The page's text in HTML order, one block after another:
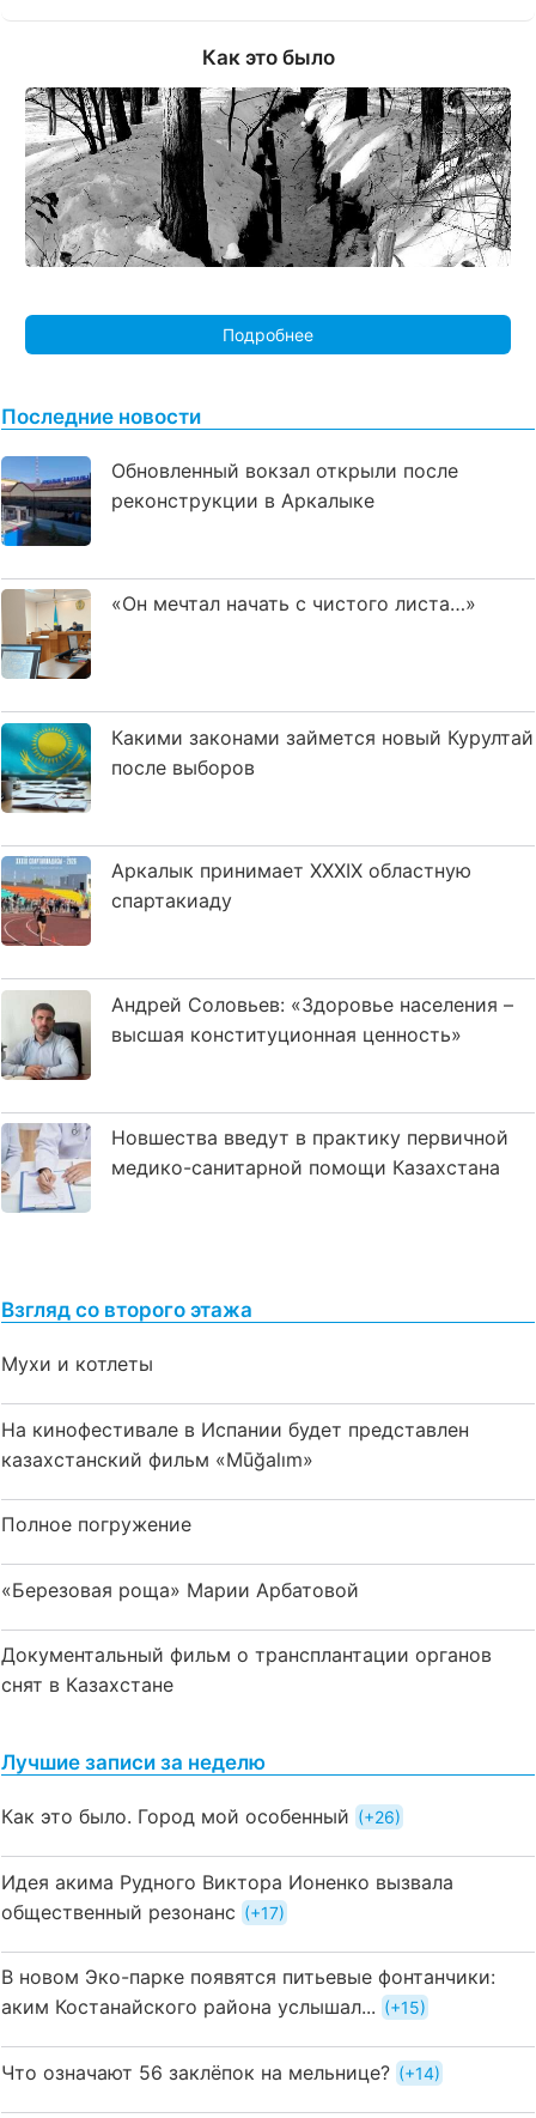
Как это было
Подробнее
Последние новости
Обновленный вокзал открыли после
реконструкции в Аркалыке
«Он мечтал начать с чистого листа…»
Какими законами займется новый Курултай
после выборов
Аркалык принимает XXXIX областную
спартакиаду
Андрей Соловьев: «Здоровье населения –
высшая конституционная ценность»
Новшества введут в практику первичной
медико-санитарной помощи Казахстана
Взгляд со второго этажа
Мухи и котлеты
На кинофестивале в Испании будет представлен
казахстанский фильм «Mūğalım»
Полное погружение
«Березовая роща» Марии Арбатовой
Документальный фильм о трансплантации органов
снят в Казахстане
Лучшие записи за неделю
Как это было. Город мой особенный +26
Идея акима Рудного Виктора Ионенко вызвала
общественный резонанс
+17
В новом Эко-парке появятся питьевые фонтанчики:
аким Костанайского района услышал...
+15
Что означают 56 заклёпок на мельнице? +14